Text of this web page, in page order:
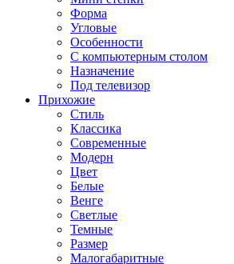
Форма
Угловые
Особенности
С компьютерным столом
Назначение
Под телевизор
Прихожие
Стиль
Классика
Современные
Модерн
Цвет
Белые
Венге
Светлые
Темные
Размер
Малогабаритные